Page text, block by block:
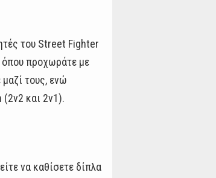
του Street Fighter
όπου προχωράτε με
τους, ενώ
(2v2 και 2v1).
να καθίσετε δίπλα